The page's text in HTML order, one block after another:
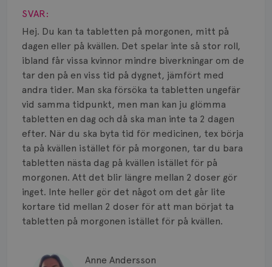
SVAR:
Hej. Du kan ta tabletten på morgonen, mitt på
dagen eller på kvällen. Det spelar inte så stor roll,
ibland får vissa kvinnor mindre biverkningar om de
tar den på en viss tid på dygnet, jämfört med
andra tider. Man ska försöka ta tabletten ungefär
vid samma tidpunkt, men man kan ju glömma
tabletten en dag och då ska man inte ta 2 dagen
efter. När du ska byta tid för medicinen, tex börja
ta på kvällen istället för på morgonen, tar du bara
tabletten nästa dag på kvällen istället för på
morgonen. Att det blir längre mellan 2 doser gör
inget. Inte heller gör det något om det går lite
kortare tid mellan 2 doser för att man börjat ta
tabletten på morgonen istället för på kvällen.
Anne Andersson
Risker
Spridd bröstcancer
Strålning
Vätska